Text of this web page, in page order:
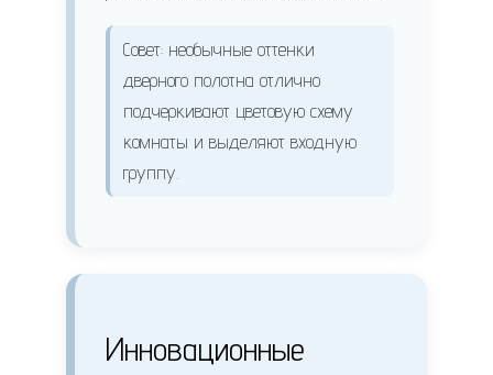
Совет: необычные оттенки
дверного полотна отлично
подчеркивают цветовую схему
комнаты и выделяют входную
группу.
Инновационные